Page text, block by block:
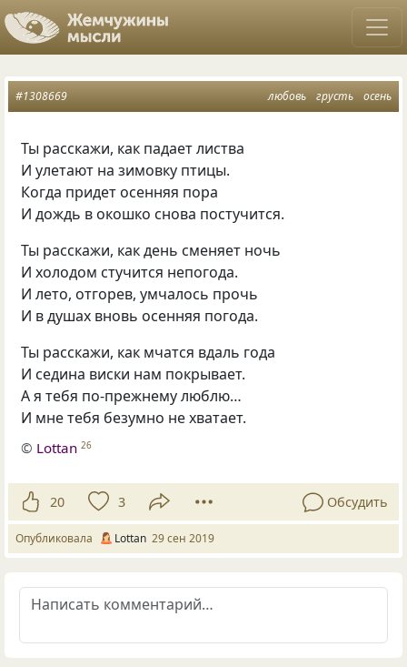
любовь грусть осень
#1308669
Ты расскажи, как падает листва
И улетают на зимовку птицы.
Когда придет осенняя пора
И дождь в окошко снова постучится.
Ты расскажи, как день сменяет ночь
И холодом стучится непогода.
И лето, отгорев, умчалось прочь
И в душах вновь осенняя погода.
Ты расскажи, как мчатся вдаль года
И седина виски нам покрывает.
А я тебя по-прежнему люблю…
И мне тебя безумно не хватает.
© Lottan 26
20 3 Обсудить
Опубликовала Lottan 29 сен 2019